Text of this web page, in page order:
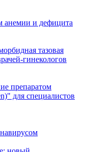
анемии и дефицита
тазовая
гинекологов
препаратом
для специалистов